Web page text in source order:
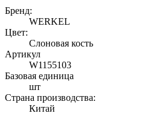
Бренд:
WERKEL
Цвет:
Слоновая кость
Артикул
W1155103
Базовая единица
шт
Страна производства:
Китай